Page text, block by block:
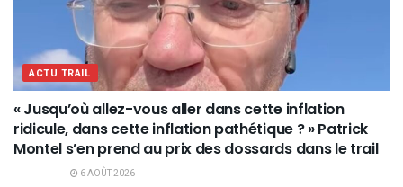
ACTU TRAIL
« Jusqu’où allez-vous aller dans cette inflation
ridicule, dans cette inflation pathétique ? » Patrick
Montel s’en prend au prix des dossards dans le trail
6 AOÛT 2026